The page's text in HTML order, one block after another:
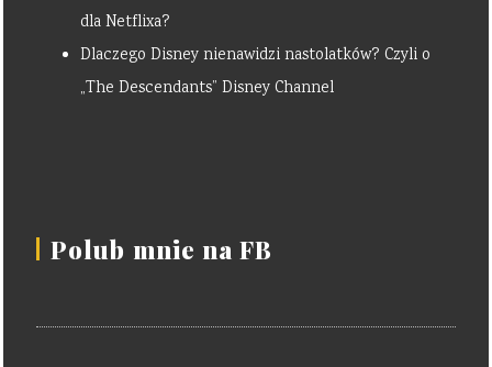
dla Netflixa?
Dlaczego Disney nienawidzi nastolatków? Czyli o
„The Descendants” Disney Channel
Polub mnie na FB